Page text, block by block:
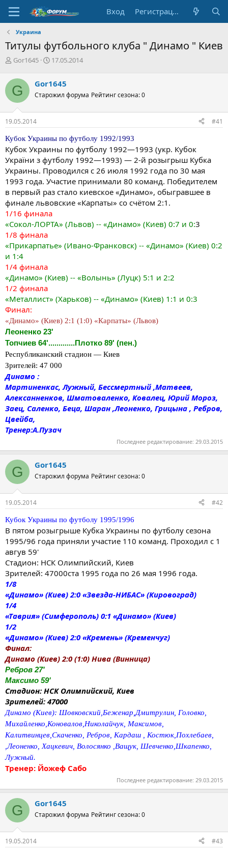
Вход Регистрация
Украина
Титулы футбольного клуба " Динамо " Киев
А
т
о
р
т
е
м
Gor1645
Д
а
н
ч
а
17.05.2014
G Gor1645
Старожил форума Рейтинг сезона: 0
19.05.2014 #41
Кубок Украины по футболу 1992/1993
Кубок Украины по футболу 1992—1993 (укр. Кубок
України з футболу 1992—1993) — 2-й розыгрыш Кубка
Украины. Проводился с 26 июля 1992 года по 30 мая
1993 года. Участие принимали 80 команд. Победителем
в первый раз стало киевское «Динамо», обыгравшее в
финале львовские «Карпаты» со счётом 2:1.
1/16 финала
«Сокол-ЛОРТА» (Львов) -- «Динамо» (Киев) 0:7 и 0:3
1/8 финала
«Прикарпатье» (Ивано-Франковск) -- «Динамо» (Киев) 0:2
и 1:4
1/4 финала
«Динамо» (Киев) -- «Волынь» (Луцк) 5:1 и 2:2
1/2 финала
«Металлист» (Харьков) -- «Динамо» (Киев) 1:1 и 0:3
Финал:
«Динамо» (Киев) 2:1 (1:0) «Карпаты» (Львов)
Леоненко 23'
Топчиев 64'.............Плотко 89' (пен.)
Республиканский стадион — Киев
Зрителей: 47 000
Динамо :
Мартиненкас, Лужный, Бессмертный ,Матвеев,
Алексанненков, Шматоваленко, Ковалец, Юрий Мороз,
Заец, Саленко, Беца, Шаран ,Леоненко, Грицына , Ребров,
Цвейба,
Тренер:А.Пузач
Последнее редактирование: 29.03.2015
G Gor1645
Старожил форума Рейтинг сезона: 0
19.05.2014 #42
Кубок Украины по футболу 1995/1996
В пятом розыгрыше Кубка Украины по футболу сезона
1995/96 года приняли участие 110 команд. Проходил с 1
авгув 59'
Стадион: НСК Олимпийский, Киев
Зрителей: 47000ста 1995 года по 26 мая 1996 года.
1/8
«Динамо» (Киев) 2:0 «Звезда-НИБАС» (Кировоград)
1/4
«Таврия» (Симферополь) 0:1 «Динамо» (Киев)
1/2
«Динамо» (Киев) 2:0 «Кремень» (Кременчуг)
Финал:
Динамо (Киев) 2:0 (1:0) Нива (Винница)
Ребров 27'
Максимо 59'
Стадион: НСК Олимпийский, Киев
Зрителей: 47000
Динамо (Киев): Шовковский,Беженар,Дмитрулин, Головко,
Михайленко,Коновалов,Николайчук, Максимов,
Калитвинцев,Скаченко, Ребров, Кардаш , Костюк,Похлебаев,
,Леоненко, Хацкевич, Волосянко ,Ващук, Шевченко,Шкапенко,
Лужный.
Тренер: Йожеф Сабо
Последнее редактирование: 29.03.2015
G Gor1645
Старожил форума Рейтинг сезона: 0
19.05.2014
#43